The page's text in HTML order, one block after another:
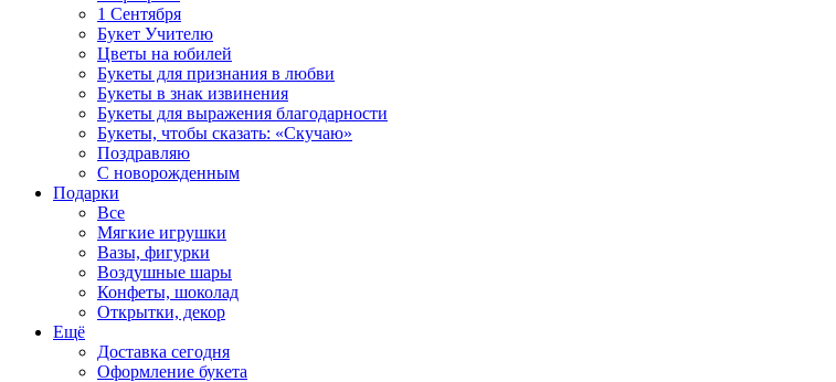
1 Сентября
Букет Учителю
Цветы на юбилей
Букеты для признания в любви
Букеты в знак извинения
Букеты для выражения благодарности
Букеты, чтобы сказать: «Скучаю»
Поздравляю
С новорожденным
Подарки
Все
Мягкие игрушки
Вазы, фигурки
Воздушные шары
Конфеты, шоколад
Открытки, декор
Ещё
Доставка сегодня
Оформление букета